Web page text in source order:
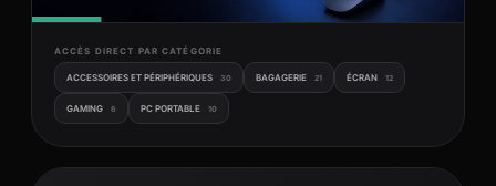
ACCÈS DIRECT PAR CATÉGORIE
ACCESSOIRES ET PÉRIPHÉRIQUES 30 BAGAGERIE 21 ÉCRAN 12
GAMING 6 PC PORTABLE 10